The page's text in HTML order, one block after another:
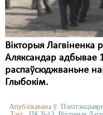
Вікторыя Лагвіненка
Аляксандар адбывае
распаўсюджваньне
Глыбокім.
Апублікавана ў